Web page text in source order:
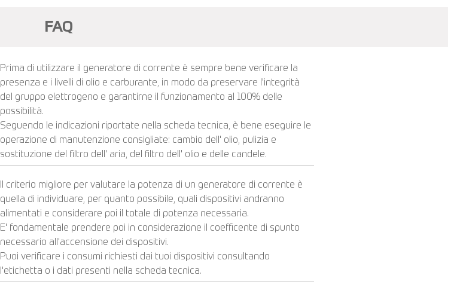
FAQ
Prima di utilizzare il generatore di corrente è sempre bene verificare la
presenza e i livelli di olio e carburante, in modo da preservare l'integrità
del gruppo elettrogeno e garantirne il funzionamento al 100% delle
possibilità.
Seguendo le indicazioni riportate nella scheda tecnica, è bene eseguire le
operazione di manutenzione consigliate: cambio dell' olio, pulizia e
sostituzione del filtro dell' aria, del filtro dell' olio e delle candele.
Il criterio migliore per valutare la potenza di un generatore di corrente è
quella di individuare, per quanto possibile, quali dispositivi andranno
alimentati e considerare poi il totale di potenza necessaria.
E' fondamentale prendere poi in considerazione il coefficente di spunto
necessario all'accensione dei dispositivi.
Puoi verificare i consumi richiesti dai tuoi dispositivi consultando
l'etichetta o i dati presenti nella scheda tecnica.